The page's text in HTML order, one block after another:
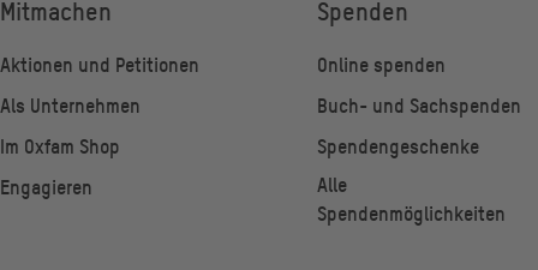
Fußzeile
Mitmachen
Aktionen und Petitionen
Als Unternehmen
Im Oxfam Shop
Engagieren
Spenden
Online spenden
Buch- und Sachspenden
Spendengeschenke
Alle
Spendenmöglichkeiten